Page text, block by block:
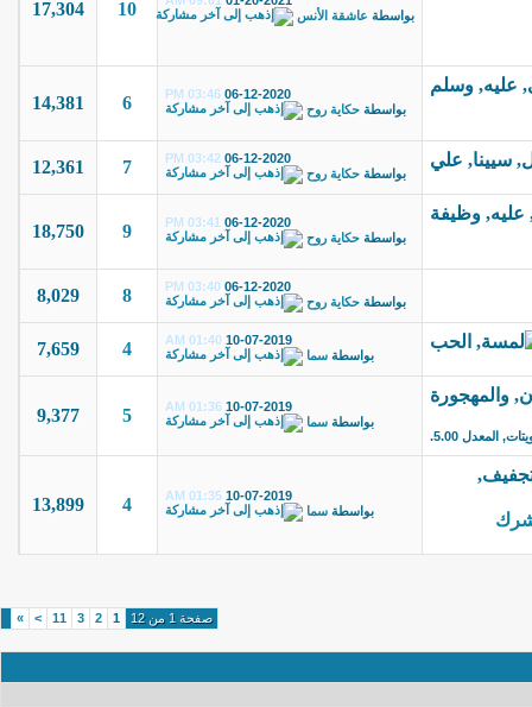
بواسطة عاشقة الأنس 10
17,304
06-12-2020
03:46 PM
بواسطة حكاية روح 6
14,381
06-12-2020
03:42 PM
بواسطة حكاية روح 7
12,361
06-12-2020
03:41 PM
بواسطة حكاية روح 9
18,750
06-12-2020
03:40 PM
بواسطة حكاية روح 8
8,029
10-07-2019
01:40 AM
بواسطة سما 4
7,659
10-07-2019
01:36 AM
بواسطة سما 5
9,377
10-07-2019
01:35 AM
بواسطة سما 4
13,899
صفحة 1 من 12 1
2
3
11
>
»